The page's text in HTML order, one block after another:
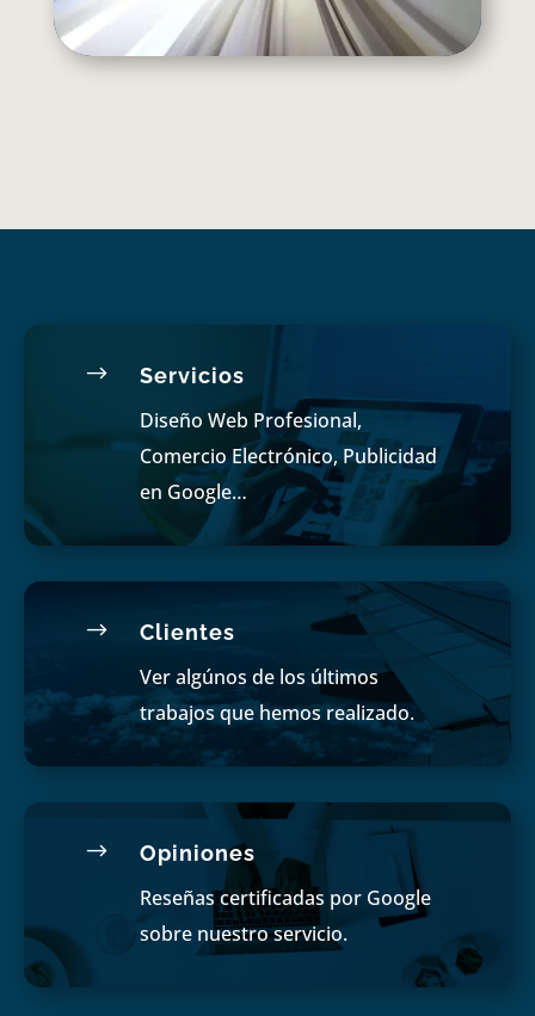
$ Servicios
Diseño Web Profesional,
Comercio Electrónico, Publicidad
en Google…
$ Clientes
Ver algúnos de los últimos
trabajos que hemos realizado.
$ Opiniones
Reseñas certificadas por Google
sobre nuestro servicio.